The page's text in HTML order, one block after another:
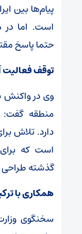
پیام‌ها بین
است. اما در
حتما پاسخ
توقف
وی در واکنش
منطقه
دارد. تلاش
است که
گذشته
همکاری با
سخنگوی